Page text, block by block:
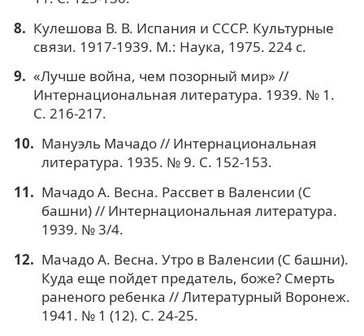
Кулешова В. В. Испания и СССР. Культурные
связи. 1917-1939. М.: Наука, 1975. 224 с.
«Лучше война, чем позорный мир» //
Интернациональная литература. 1939. № 1.
С. 216-217.
Мануэль Мачадо // Интернациональная
литература. 1935. № 9. С. 152-153.
Мачадо А. Весна. Рассвет в Валенсии (С
башни) // Интернациональная литература.
1939. № 3/4.
Мачадо А. Весна. Утро в Валенсии (С башни).
Куда еще пойдет предатель, боже? Смерть
раненого ребенка // Литературный Воронеж.
1941. № 1 (12). С. 24-25.